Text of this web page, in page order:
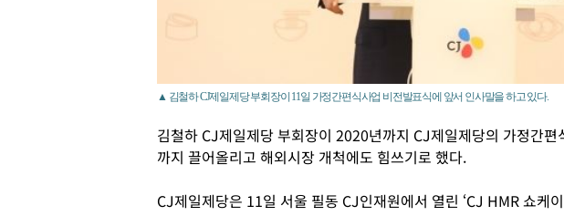
▲ 김철하 CJ제일제당 부회장이 11일 가정간편식사업 비전발표식에 앞서 인사말을 하고 있다.
김철하 CJ제일제당 부회장이 2020년까지 CJ제일제당의 가정간편
까지 끌어올리고 해외시장 개척에도 힘쓰기로 했다.
CJ제일제당은 11일 서울 필동 CJ인재원에서 열린 ‘CJ HMR 쇼케